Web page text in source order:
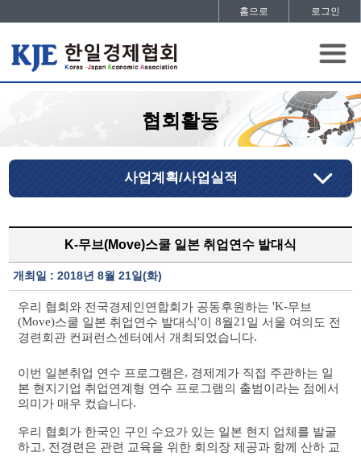
홈으로 로그인
협회활동
사업계획/사업실적
K-무브(Move)스쿨 일본 취업연수 발대식
개최일 : 2018년 8월 21일(화)
우리 협회와 전국경제인연합회가 공동후원하는 'K-무브
(Move)스쿨 일본 취업연수 발대식'이 8월21 일 서울 여의도 전
경련회관 컨퍼런스센터에서 개최되었습니다.
이번 일본취업 연수 프로그램은, 경제계가 직접 주관하는 일
본 현지기업 취업연계형 연수 프로그램의 출범이라는 점에서
의미가 매우 컸습니다.
우리 협회가 한국인 구인 수요가 있는 일본 현지 업체를 발굴
하고, 전경련은 관련 교육을 위한 회의장 제공과 함께 산하 교